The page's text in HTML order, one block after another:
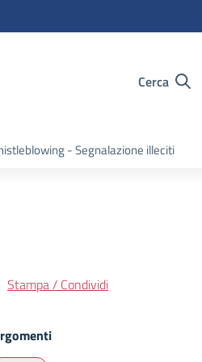
Cerca
- Segnalazione illeciti
Stampa / Condividi